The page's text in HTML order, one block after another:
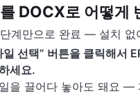
DOCX로 어떻게
계만으로 완료 — 설치 없
일 선택” 버튼을 클릭해서
세요.
을 끌어다 놓아도 돼요 —